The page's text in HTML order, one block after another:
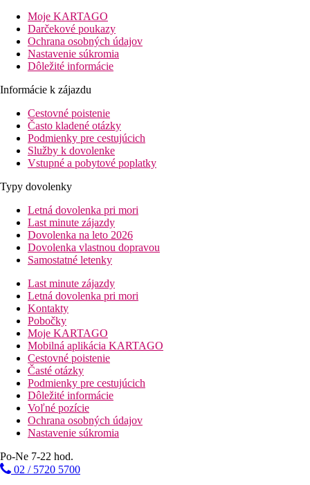
Moje KARTAGO
Darčekové poukazy
Ochrana osobných údajov
Nastavenie súkromia
Dôležité informácie
Informácie k zájazdu
Cestovné poistenie
Často kladené otázky
Podmienky pre cestujúcich
Služby k dovolenke
Vstupné a pobytové poplatky
Typy dovolenky
Letná dovolenka pri mori
Last minute zájazdy
Dovolenka na leto 2026
Dovolenka vlastnou dopravou
Samostatné letenky
Last minute zájazdy
Letná dovolenka pri mori
Kontakty
Pobočky
Moje KARTAGO
Mobilná aplikácia KARTAGO
Cestovné poistenie
Časté otázky
Podmienky pre cestujúcich
Dôležité informácie
Voľné pozície
Ochrana osobných údajov
Nastavenie súkromia
Po-Ne 7-22 hod.
02 / 5720 5700